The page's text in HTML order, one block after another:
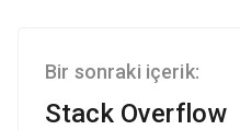
Bir sonraki içerik:
Stack Overflow